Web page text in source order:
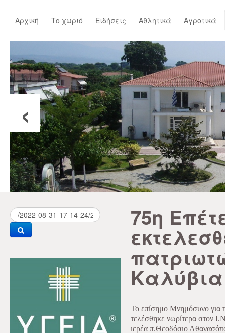
Αρχική Το χωριό Ειδήσεις Αθλητικά Αγροτικά
‹
75η
Καλύβια
Το επίσημο Μνημόσυνο για
τελέσθηκε νωρίτερα στον
ιερέα π.Θεοδόσιο